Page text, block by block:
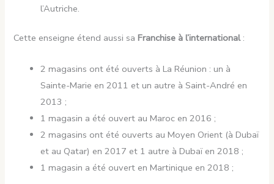
l’Autriche.
Cette enseigne étend aussi saFranchise à l’international:
2 magasins ont été ouverts à La Réunion : un à
Sainte-Marie en 2011 et un autre à Saint-André en
2013 ;
1 magasin a été ouvert au Maroc en 2016 ;
2 magasins ont été ouverts au Moyen Orient (à Dubaï
et au Qatar) en 2017 et 1 autre à Dubaï en 2018 ;
1 magasin a été ouvert en Martinique en 2018 ;